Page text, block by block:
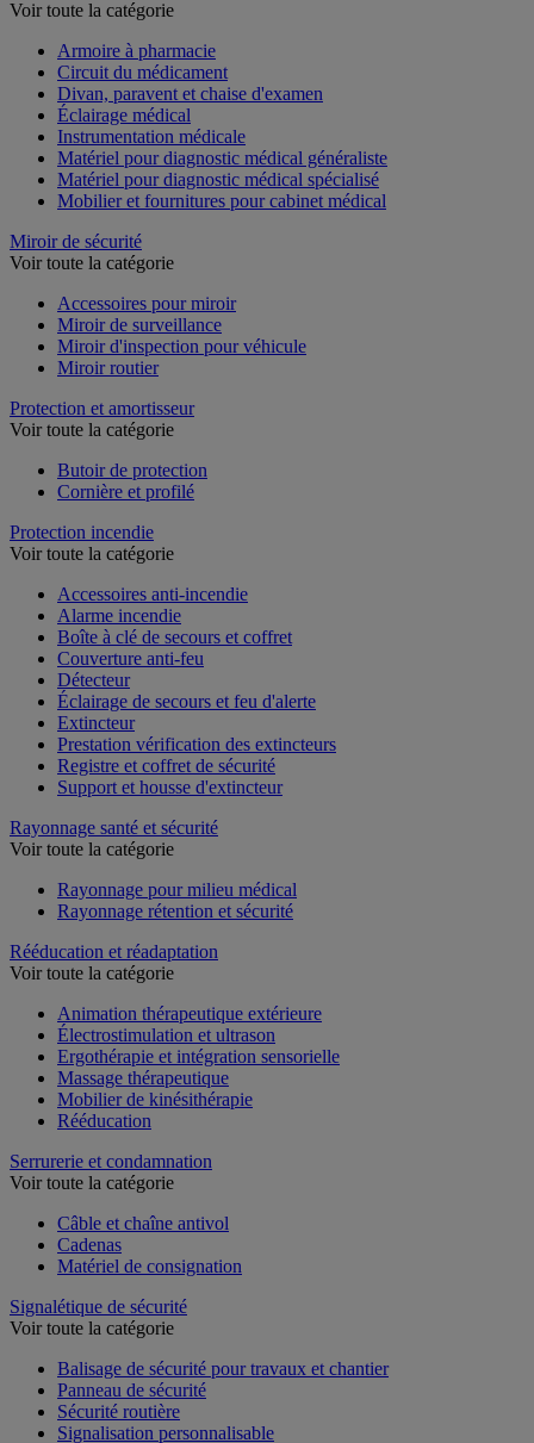
Voir toute la catégorie
Armoire à pharmacie
Circuit du médicament
Divan, paravent et chaise d'examen
Éclairage médical
Instrumentation médicale
Matériel pour diagnostic médical généraliste
Matériel pour diagnostic médical spécialisé
Mobilier et fournitures pour cabinet médical
Miroir de sécurité
Voir toute la catégorie
Accessoires pour miroir
Miroir de surveillance
Miroir d'inspection pour véhicule
Miroir routier
Protection et amortisseur
Voir toute la catégorie
Butoir de protection
Cornière et profilé
Protection incendie
Voir toute la catégorie
Accessoires anti-incendie
Alarme incendie
Boîte à clé de secours et coffret
Couverture anti-feu
Détecteur
Éclairage de secours et feu d'alerte
Extincteur
Prestation vérification des extincteurs
Registre et coffret de sécurité
Support et housse d'extincteur
Rayonnage santé et sécurité
Voir toute la catégorie
Rayonnage pour milieu médical
Rayonnage rétention et sécurité
Rééducation et réadaptation
Voir toute la catégorie
Animation thérapeutique extérieure
Électrostimulation et ultrason
Ergothérapie et intégration sensorielle
Massage thérapeutique
Mobilier de kinésithérapie
Rééducation
Serrurerie et condamnation
Voir toute la catégorie
Câble et chaîne antivol
Cadenas
Matériel de consignation
Signalétique de sécurité
Voir toute la catégorie
Balisage de sécurité pour travaux et chantier
Panneau de sécurité
Sécurité routière
Signalisation personnalisable